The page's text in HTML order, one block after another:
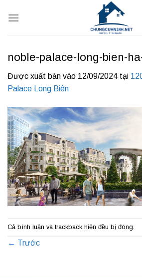
qua
noble-palace-long-bien-
Được xuất bản vào 12/09/2024 tại
Palace Long Biên
Cả bình luận và trackback hiện đều bị đóng.
← Trước